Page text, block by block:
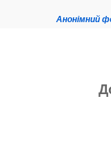
Анонімний